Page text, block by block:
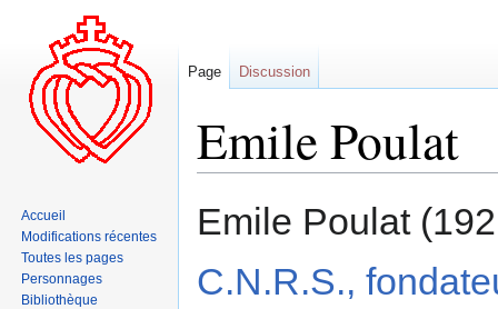
Emile Poulat
à
navigation
à
recherche
Emile Poulat
C.N.R.S.,
Page Discussion
Accueil
Modifications récentes
Toutes les pages
Personnages
Bibliothèque